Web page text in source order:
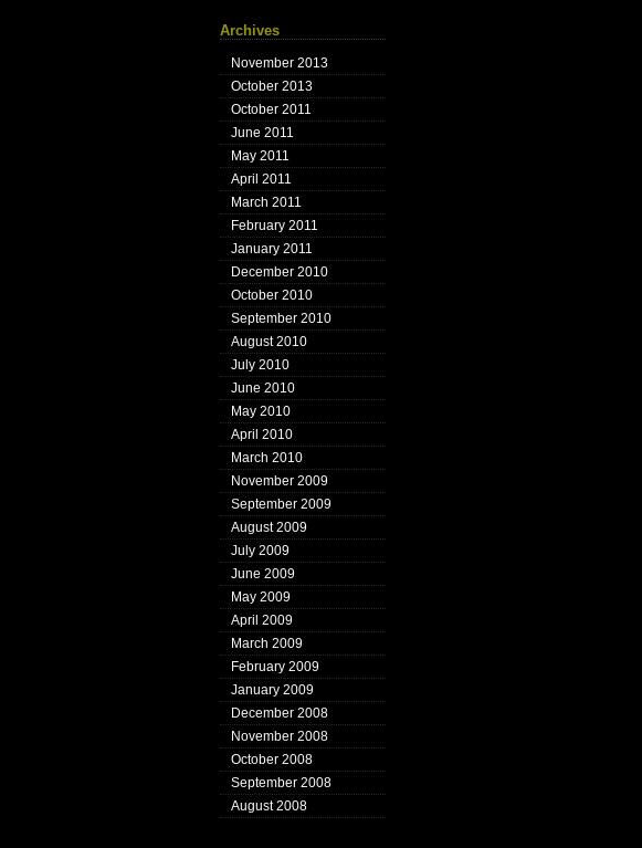
Archives
November 2013
October 2013
October 2011
June 2011
May 2011
April 2011
March 2011
February 2011
January 2011
December 2010
October 2010
September 2010
August 2010
July 2010
June 2010
May 2010
April 2010
March 2010
November 2009
September 2009
August 2009
July 2009
June 2009
May 2009
April 2009
March 2009
February 2009
January 2009
December 2008
November 2008
October 2008
September 2008
August 2008